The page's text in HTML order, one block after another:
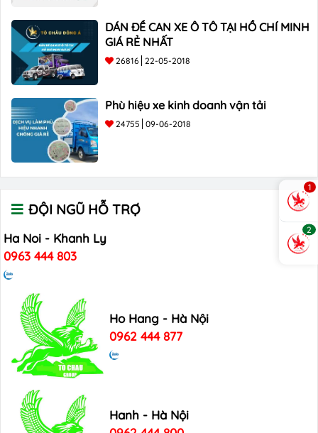
DÁN ĐỀ CAN XE Ô TÔ TẠI HỒ CHÍ MINH
GIÁ RẺ NHẤT
26816 22-05-2018
Phù hiệu xe kinh doanh vận tải
24755 09-06-2018
ĐỘI NGŨ HỖ TRỢ
Ha Noi - Khanh Ly
0963 444 803
Ho Hang - Hà Nội
0962 444 877
Hanh - Hà Nội
1
2